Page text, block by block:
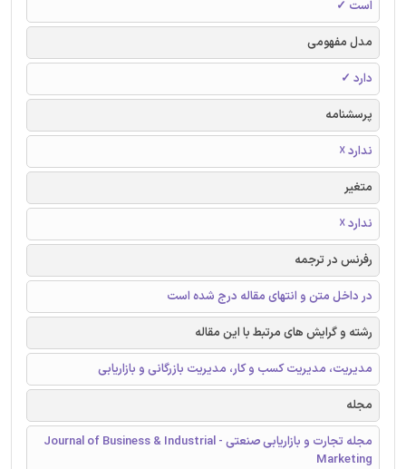
است ✓
مدل مفهومی
دارد ✓
پرسشنامه
ندارد ☓
متغیر
ندارد ☓
رفرنس در ترجمه
در داخل متن و انتهای مقاله درج شده است
رشته و گرایش های مرتبط با این مقاله
مدیریت، مدیریت کسب و کار، مدیریت بازرگانی و بازاریابی
مجله
مجله تجارت و بازاریابی صنعتی - Journal of Business & Industrial
Marketing